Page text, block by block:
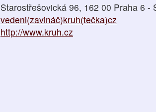
Starostřešovická 96, 162 00 Praha 6 -
vedeni(zavináč)kruh(tečka)cz
http://www.kruh.cz